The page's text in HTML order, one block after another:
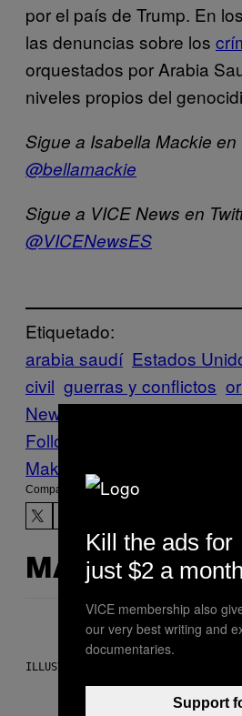
por el país de Trump. En
las denuncias sobre los
orquestados por Arabia
niveles propios del
Sigue a Isabella Mackie en
@bellamackie
Sigue a VICE News en
@VICENewsES
Etiquetado:
arabia saudí Estados
civil guerras y conflictos
News
Follow Us On Discover
Make Us Preferred In Top
Compartir:
MÁS DE LO
ILLUSTRATION BY REESA
Kill the ads for
just $2 a month
VICE membership also
our very best writing and
documentaries.
Support